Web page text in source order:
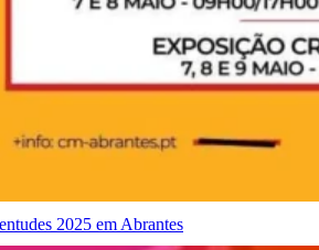
2025 em Abrantes